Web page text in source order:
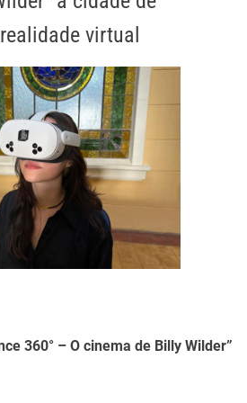
virtual
360° – O cinema de Billy Wilder”